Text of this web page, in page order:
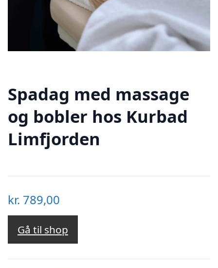
Spadag med massage
og bobler hos Kurbad
Limfjorden
kr. 789,00
Gå til shop